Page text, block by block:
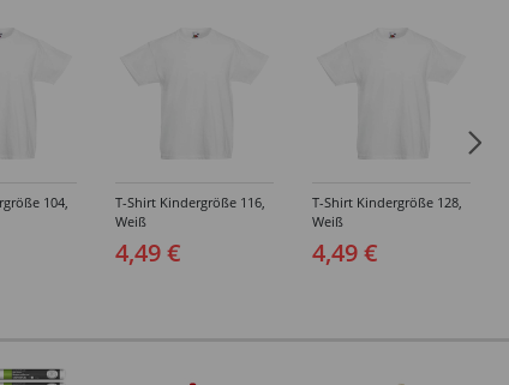
104,
T-Shirt Kindergröße 116,
Weiß
4,49 €
T-Shirt Kindergröße 128,
Weiß
4,49 €